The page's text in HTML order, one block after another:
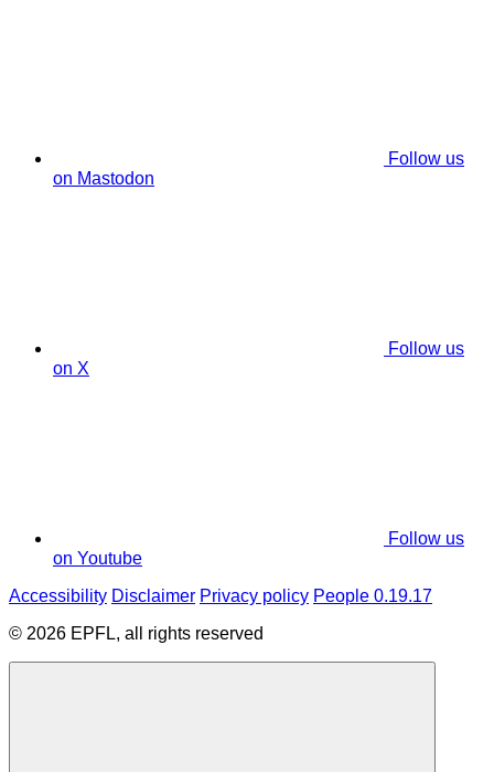
Follow us
on Mastodon
Follow us
on X
Follow us
on Youtube
Accessibility Disclaimer Privacy policy People 0.19.17
© 2026 EPFL, all rights reserved